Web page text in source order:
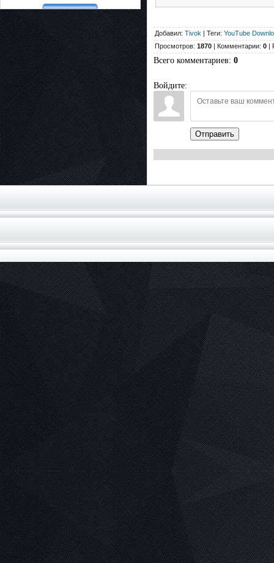
Добавил: Tivok | Теги: YouTube
Просмотров: 1870 | Комментарии: 0 |
Всего комментариев: 0
Войдите:
Отправить